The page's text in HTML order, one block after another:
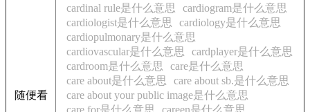
随便看
cardinal rule是什么意思
cardiogram是什么意思
cardiologist是什么意思
cardiology是什么意思
cardiopulmonary是什么意思
cardiovascular是什么意思
cardplayer是什么意思
cardroom是什么意思
care是什么意思
care about是什么意思
care about sb.是什么意思
care about your public image是什么意思
care for是什么意思
careen是什么意思